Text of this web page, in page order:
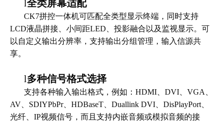
l全类屏幕适配
CK7拼控一体机可匹配全类型显示终端，同时支持
LCD液晶拼接、小间距LED、投影融合以及监视显示。可
以自定义输出分辨率，支持输出分组管理，输入信源共
享。
l多种信号格式选择
支持各种输入输出格式，例如：HDMI、DVI、VGA、
AV、SDIYPbPr、HDBaseT、Duallink DVI、DisPlayPort、
光纤、IP视频信号，而且支持内嵌音频或模拟音频的接